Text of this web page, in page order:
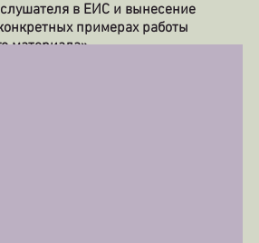
в ЕИС и вынесение
примерах работы
материала»